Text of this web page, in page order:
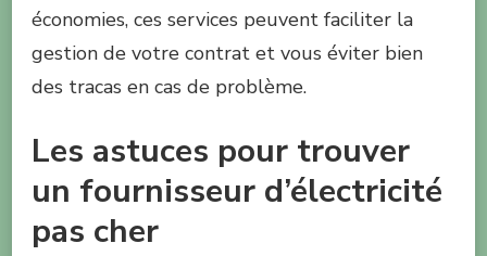
économies, ces services peuvent faciliter la
gestion de votre contrat et vous éviter bien
des tracas en cas de problème.
Les astuces pour trouver
un fournisseur d’électricité
pas cher